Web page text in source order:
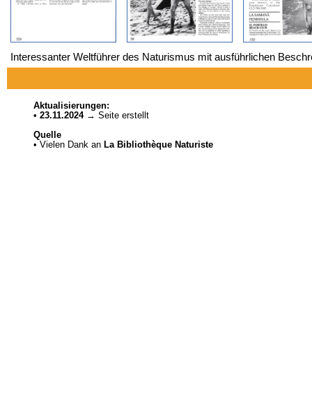
Interessanter Weltführer des Naturismus mit ausführlichen
Aktualisierungen:
• 23.11.2024→ Seite erstellt
Quelle
• Vielen Dank an La Bibliothèque Naturiste